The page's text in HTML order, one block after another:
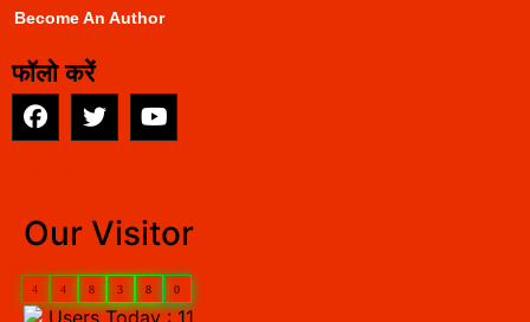
Become An Author
फॉलो करें
Our Visitor
4 4 8 3 8 0
Users Today : 11